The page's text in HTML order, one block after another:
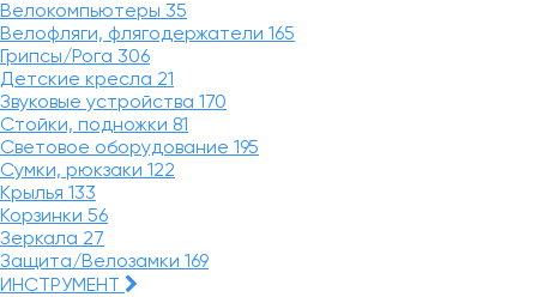
Велокомпьютеры 35
Велофляги, флягодержатели 165
Грипсы/Рога 306
Детские кресла 21
Звуковые устройства 170
Стойки, подножки 81
Световое оборудование 195
Сумки, рюкзаки 122
Крылья 133
Корзинки 56
Зеркала 27
Защита/Велозамки 169
ИНСТРУМЕНТ